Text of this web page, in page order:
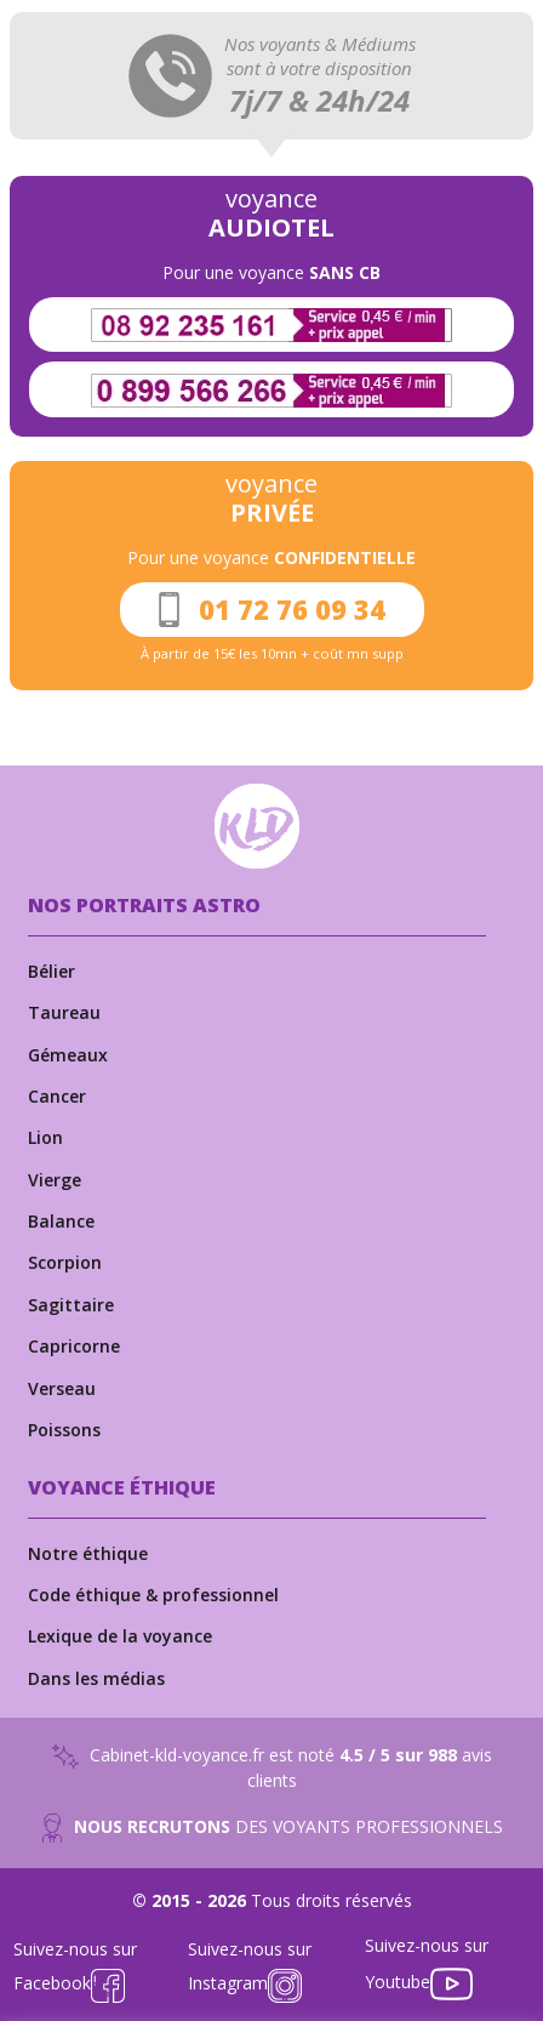
Nos voyants & Médiums
sont à votre disposition
7j/7 & 24h/24
voyance
AUDIOTEL
Pour une voyance SANS CB
voyance
PRIVÉE
Pour une voyance CONFIDENTIELLE
01 72 76 09 34
À partir de 15€ les 10mn + coût mn supp
NOS PORTRAITS ASTRO
Bélier
Taureau
Gémeaux
Cancer
Lion
Vierge
Balance
Scorpion
Sagittaire
Capricorne
Verseau
Poissons
VOYANCE ÉTHIQUE
Notre éthique
Code éthique & professionnel
Lexique de la voyance
Dans les médias
Cabinet-kld-voyance.fr est noté 4.5 / 5 sur 988avis
clients
NOUS RECRUTONS DES VOYANTS PROFESSIONNELS
© 2015 - 2026Tous droits réservés
Suivez-nous sur
Facebook
Suivez-nous sur
Instagram
Suivez-nous sur
Youtube